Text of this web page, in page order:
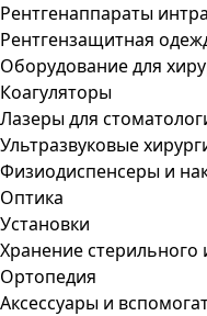
Рентгенаппараты
Рентгензащитная
Оборудование для
Коагуляторы
Лазеры для
Ультразвуковые
Физиодиспенсеры и
Оптика
Установки
Хранение стерильного
Ортопедия
Аксессуары и